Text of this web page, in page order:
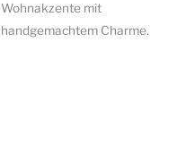
Wohnakzente mit
handgemachtem Charme.